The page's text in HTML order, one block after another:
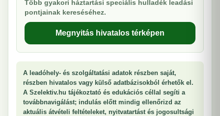
Több gyakori háztartási speciális hulladék leadási
pontjainak kereséséhez.
Megnyitás hivatalos térképen
A leadóhely- és szolgáltatási adatok részben saját,
részben hivatalos vagy külső adatbázisokból érhetők el.
A Szelektiv.hu tájékoztató és edukációs céllal segíti a
továbbnavigálást; indulás előtt mindig ellenőrizd az
aktuális átvételi feltételeket, nyitvatartást és jogosultsági